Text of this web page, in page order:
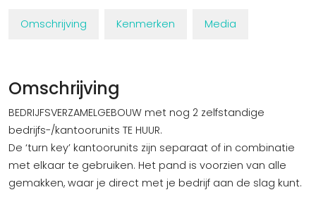
Omschrijving Kenmerken Media
Omschrijving
BEDRIJFSVERZAMELGEBOUW met nog 2 zelfstandige
bedrijfs-/kantoorunits TE HUUR.
De ‘turn key’ kantoorunits zijn separaat of in combinatie
met elkaar te gebruiken. Het pand is voorzien van alle
gemakken, waar je direct met je bedrijf aan de slag kunt.